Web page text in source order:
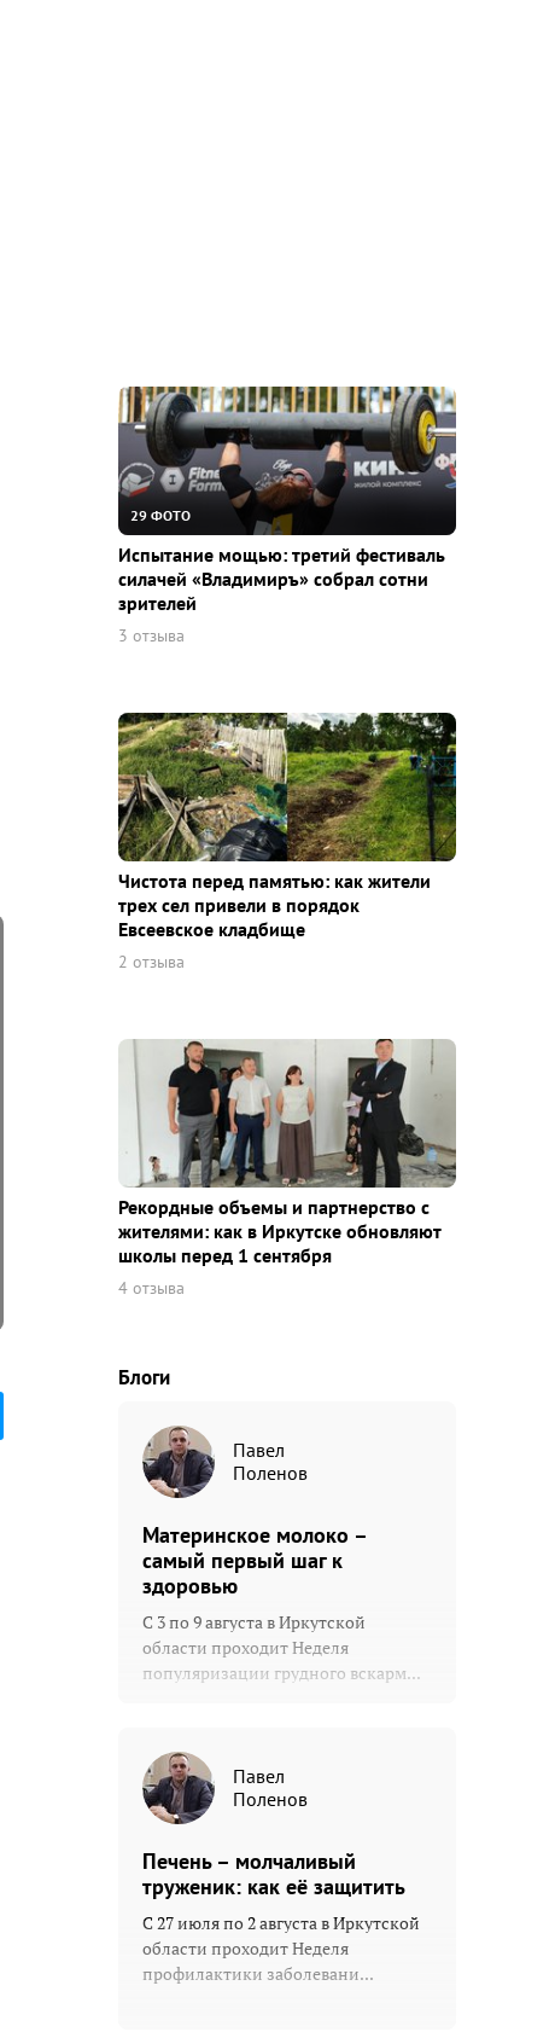
29 ФОТО
Испытание мощью: третий фестиваль
силачей «Владимиръ» собрал сотни
зрителей
3 отзыва
Чистота перед памятью: как жители
трех сел привели в порядок
Евсеевское кладбище
2 отзыва
Рекордные объемы и партнерство с
жителями: как в Иркутске обновляют
школы перед 1 сентября
4 отзыва
Блоги
Павел
Поленов
Материнское молоко –
самый первый шаг к
здоровью
С 3 по 9 августа в Иркутской
области проходит Неделя
популяризации грудного вскарм...
Павел
Поленов
Печень – молчаливый
труженик: как её защитить
С 27 июля по 2 августа в Иркутской
области проходит Неделя
профилактики заболевани...